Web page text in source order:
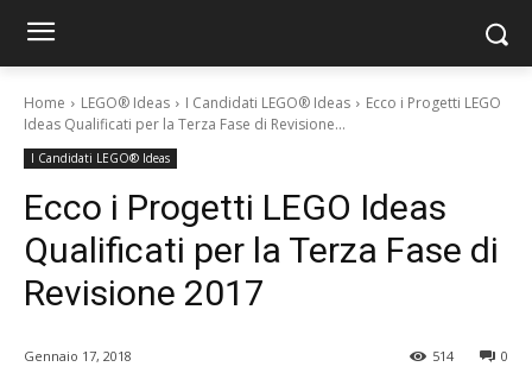
Home LEGO® Ideas I Candidati LEGO® Ideas
Ecco i Progetti LEGO
Ideas Qualificati per la Terza Fase di Revisione...
I Candidati LEGO® Ideas
Ecco i Progetti LEGO Ideas
Qualificati per la Terza Fase di
Revisione 2017
Gennaio 17, 2018 0
514